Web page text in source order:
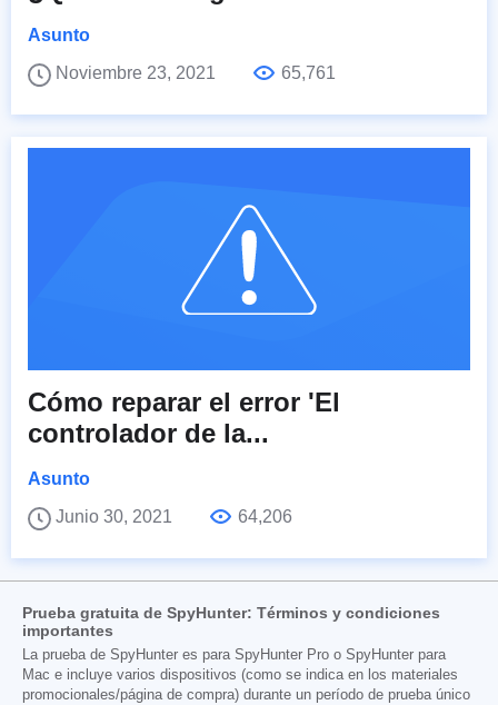
Asunto
Noviembre 23, 2021
65,761
Cómo reparar el error 'El
controlador de la...
Asunto
Junio 30, 2021
64,206
Prueba gratuita de SpyHunter: Términos y condiciones
importantes
La prueba de SpyHunter es para SpyHunter Pro o SpyHunter para
Mac e incluye varios dispositivos (como se indica en los materiales
promocionales/página de compra) durante un período de prueba único